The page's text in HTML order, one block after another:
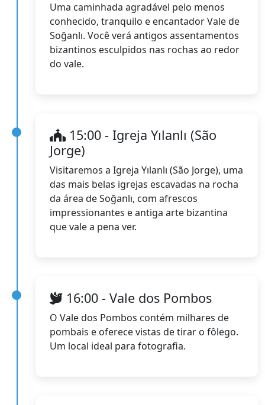
Uma caminhada agradável pelo menos
conhecido, tranquilo e encantador Vale de
Soğanlı. Você verá antigos assentamentos
bizantinos esculpidos nas rochas ao redor
do vale.
15:00 - Igreja Yılanlı (São
Jorge)
Visitaremos a Igreja Yılanlı (São Jorge), uma
das mais belas igrejas escavadas na rocha
da área de Soğanlı, com afrescos
impressionantes e antiga arte bizantina
que vale a pena ver.
16:00 - Vale dos Pombos
O Vale dos Pombos contém milhares de
pombais e oferece vistas de tirar o fôlego.
Um local ideal para fotografia.